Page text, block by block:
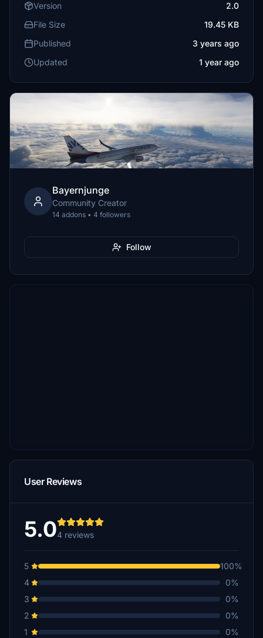
Version
2.0
File Size
19.45 KB
Published
3 years ago
Updated
1 year ago
Bayernjunge
Community Creator
14 addons • 4 followers
Follow
User Reviews
5.04 reviews
5
100%
4
0%
3
0%
2
0%
1
0%